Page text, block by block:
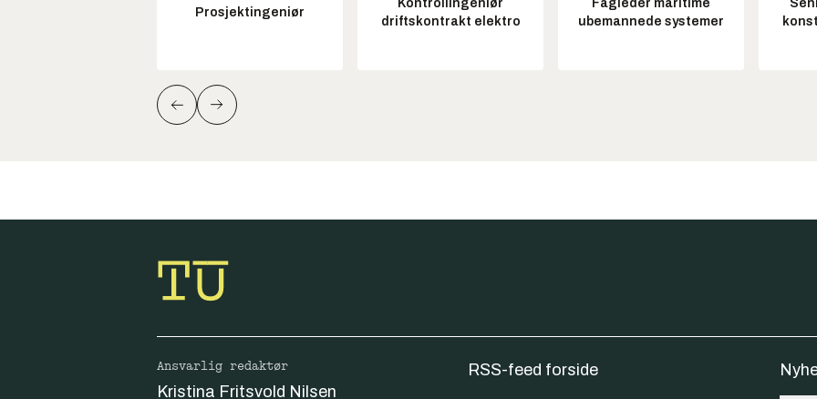
Prosjektingeniør
Kontrollingeniør
driftskontrakt elektro
Fagleder maritime
ubemannede systemer
Ansvarlig redaktør
Kristina Fritsvold Nilsen
RSS-feed forside